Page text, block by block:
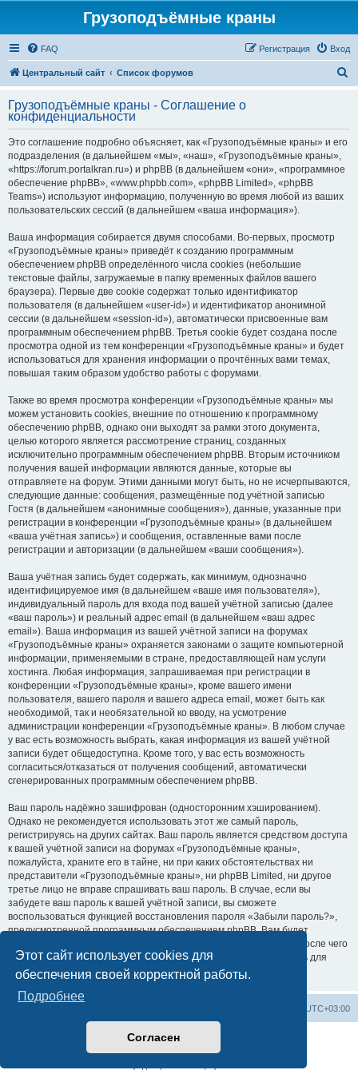
Этот сайт использует cookies для
обеспечения своей корректной работы.
Подробнее
Согласен
Грузоподъёмные краны
FAQ Вход
Регистрация
Центральный сайт Список форумов
с
Грузоподъёмные краны - Соглашение о
конфиденциальности
Это соглашение подробно объясняет, как «Грузоподъёмные краны» и его
подразделения (в дальнейшем «мы», «наш», «Грузоподъёмные краны»,
«https://forum.portalkran.ru») и phpBB (в дальнейшем «они», «программное
обеспечение phpBB», «www.phpbb.com», «phpBB Limited», «phpBB
Teams») используют информацию, полученную во время любой из ваших
пользовательских сессий (в дальнейшем «ваша информация»).
Ваша информация собирается двумя способами. Во-первых, просмотр
«Грузоподъёмные краны» приведёт к созданию программным
обеспечением phpBB определённого числа cookies (небольшие
текстовые файлы, загружаемые в папку временных файлов вашего
браузера). Первые две cookie содержат только идентификатор
пользователя (в дальнейшем «user-id») и идентификатор анонимной
сессии (в дальнейшем «session-id»), автоматически присвоенные вам
программным обеспечением phpBB. Третья cookie будет создана после
просмотра одной из тем конференции «Грузоподъёмные краны» и будет
использоваться для хранения информации о прочтённых вами темах,
повышая таким образом удобство работы с форумами.
Также во время просмотра конференции «Грузоподъёмные краны» мы
можем установить cookies, внешние по отношению к программному
обеспечению phpBB, однако они выходят за рамки этого документа,
целью которого является рассмотрение страниц, созданных
исключительно программным обеспечением phpBB. Вторым источником
получения вашей информации являются данные, которые вы
отправляете на форум. Этими данными могут быть, но не исчерпываются,
следующие данные: сообщения, размещённые под учётной записью
Гостя (в дальнейшем «анонимные сообщения»), данные, указанные при
регистрации в конференции «Грузоподъёмные краны» (в дальнейшем
«ваша учётная запись») и сообщения, оставленные вами после
регистрации и авторизации (в дальнейшем «ваши сообщения»).
Ваша учётная запись будет содержать, как минимум, однозначно
идентифицируемое имя (в дальнейшем «ваше имя пользователя»),
индивидуальный пароль для входа под вашей учётной записью (далее
«ваш пароль») и реальный адрес email (в дальнейшем «ваш адрес
email»). Ваша информация из вашей учётной записи на форумах
«Грузоподъёмные краны» охраняется законами о защите компьютерной
информации, применяемыми в стране, предоставляющей нам услуги
хостинга. Любая информация, запрашиваемая при регистрации в
конференции «Грузоподъёмные краны», кроме вашего имени
пользователя, вашего пароля и вашего адреса email, может быть как
необходимой, так и необязательной ко вводу, на усмотрение
администрации конференции «Грузоподъёмные краны». В любом случае
у вас есть возможность выбрать, какая информация из вашей учётной
записи будет общедоступна. Кроме того, у вас есть возможность
согласиться/отказаться от получения сообщений, автоматически
сгенерированных программным обеспечением phpBB.
Ваш пароль надёжно зашифрован (односторонним хэшированием).
Однако не рекомендуется использовать этот же самый пароль,
регистрируясь на других сайтах. Ваш пароль является средством доступа
к вашей учётной записи на форумах «Грузоподъёмные краны»,
пожалуйста, храните его в тайне, ни при каких обстоятельствах ни
представители «Грузоподъёмные краны», ни phpBB Limited, ни другое
третье лицо не вправе спрашивать ваш пароль. В случае, если вы
забудете ваш пароль к вашей учётной записи, вы сможете
воспользоваться функцией восстановления пароля «Забыли пароль?»,
предусмотренной программным обеспечением phpBB. Вам будет
необходимо ввести ваше имя пользователя и ваш адрес email, после чего
программное обеспечение phpBB сгенерирует вам новый пароль для
вашей учётной записи.
UTC+03:00
Создано на основеphpBB® Forum Software © phpBB Limited
Русская поддержка phpBB